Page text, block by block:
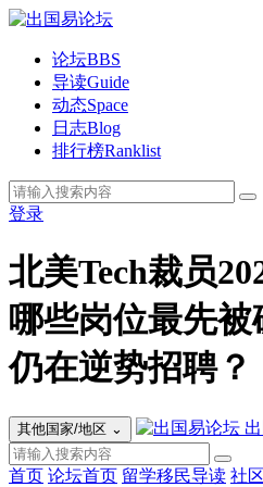
论坛BBS
导读Guide
动态Space
日志Blog
排行榜Ranklist
登录
北美Tech裁员
哪些岗位最先被
仍在逆势招聘？
其他国家/地区 ⌄
首页 论坛首页 留学移民导读 社